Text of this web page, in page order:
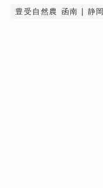
豊受自然農 函南 | 静岡